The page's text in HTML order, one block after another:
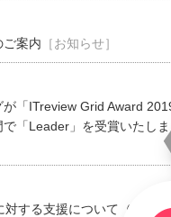
ご案内 ［お知らせ］
「ITreview Grid Award
「Leader」を受賞いたしま
する支援について（11月22